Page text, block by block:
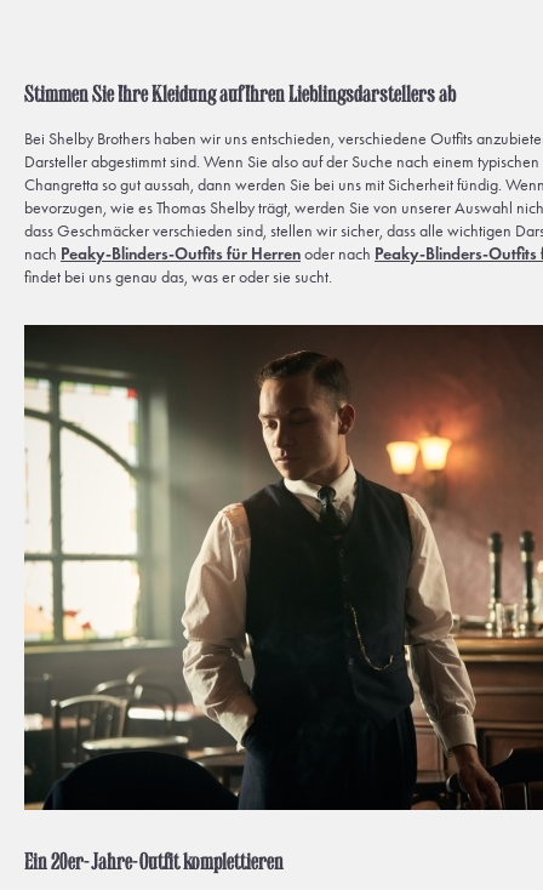
Stimmen Sie Ihre Kleidung auf Ihren Lieblingsdarstellers ab
Bei Shelby Brothers haben wir uns entschieden, verschiedene Outfits
Darsteller abgestimmt sind. Wenn Sie also auf der Suche nach einem
Changretta so gut aussah, dann werden Sie bei uns mit Sicherheit fündig.
bevorzugen, wie es Thomas Shelby trägt, werden Sie von unserer Auswahl
dass Geschmäcker verschieden sind, stellen wir sicher, dass alle wichtigen
nach Peaky-Blinders-Outfits für Herrenoder nach Peaky-Blinders-Outfits
findet bei uns genau das, was er oder sie sucht.
Ein 20er-Jahre-Outfit komplettieren